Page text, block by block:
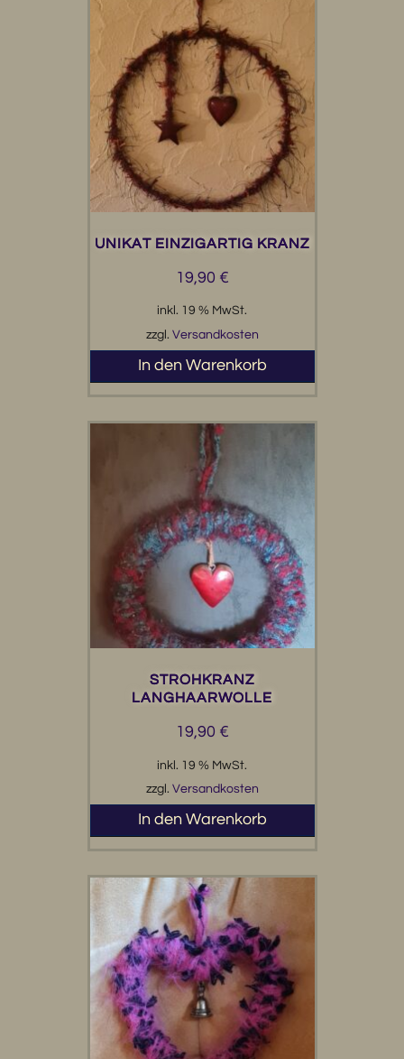
UNIKAT EINZIGARTIG KRANZ
19,90 €
inkl. 19 % MwSt.
zzgl. Versandkosten
In den Warenkorb
STROHKRANZ
LANGHAARWOLLE
19,90 €
inkl. 19 % MwSt.
zzgl. Versandkosten
In den Warenkorb